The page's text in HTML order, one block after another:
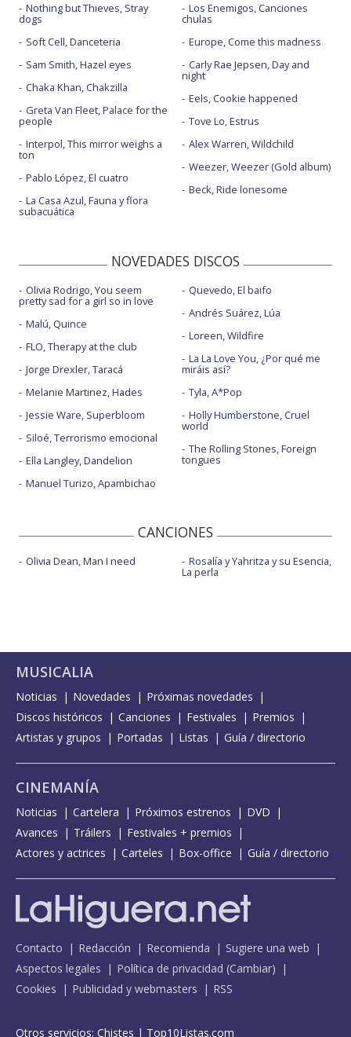
Nothing but Thieves, Stray
dogs
Soft Cell, Danceteria
Sam Smith, Hazel eyes
Chaka Khan, Chakzilla
Greta Van Fleet, Palace for the
people
Interpol, This mirror weighs a
ton
Pablo López, El cuatro
La Casa Azul, Fauna y flora
subacuática
Los Enemigos, Canciones
chulas
Europe, Come this madness
Carly Rae Jepsen, Day and
night
Eels, Cookie happened
Tove Lo, Estrus
Alex Warren, Wildchild
Weezer, Weezer (Gold album)
Beck, Ride lonesome
NOVEDADES DISCOS
Olivia Rodrigo, You seem
pretty sad for a girl so in love
Malú, Quince
FLO, Therapy at the club
Jorge Drexler, Taracá
Melanie Martinez, Hades
Jessie Ware, Superbloom
Siloé, Terrorismo emocional
Ella Langley, Dandelion
Manuel Turizo, Apambichao
Quevedo, El baifo
Andrés Suárez, Lúa
Loreen, Wildfire
La La Love You, ¿Por qué me
miráis así?
Tyla, A*Pop
Holly Humberstone, Cruel
world
The Rolling Stones, Foreign
tongues
CANCIONES
Olivia Dean, Man I need Rosalía y Yahritza y su Esencia,
La perla
MUSICALIA
Noticias Novedades
Próximas novedades
Discos históricos
Canciones Festivales
Premios
Artistas y grupos
Portadas Listas Guía / directorio
CINEMANÍA
Noticias Cartelera Próximos estrenos
DVD
Avances
Tráilers
Festivales + premios
Actores y actrices
Carteles Box-office Guía / directorio
Contacto Redacción Recomienda
Sugiere una web
Aspectos legales
Política de privacidad (Cambiar)
Cookies
Publicidad y webmasters RSS
Otros servicios: Chistes | Top10Listas.com